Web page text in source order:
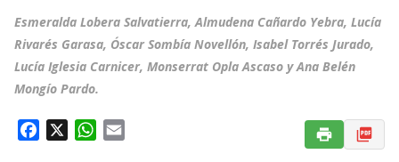
Esmeralda Lobera Salvatierra, Almudena Cañardo Yebra, Lucía
Rivarés Garasa, Óscar Sombía Novellón, Isabel Torrés Jurado,
Lucía Iglesia Carnicer, Monserrat Opla Ascaso y Ana Belén
Mongío Pardo.
W